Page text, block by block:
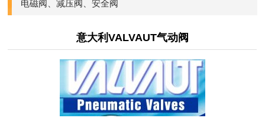
电磁阀、减压阀、安全阀
意大利VALVAUT气动阀